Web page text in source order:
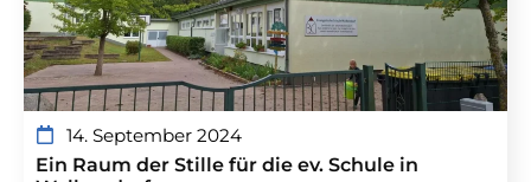
14. September 2024
Ein Raum der Stille für die ev. Schule in